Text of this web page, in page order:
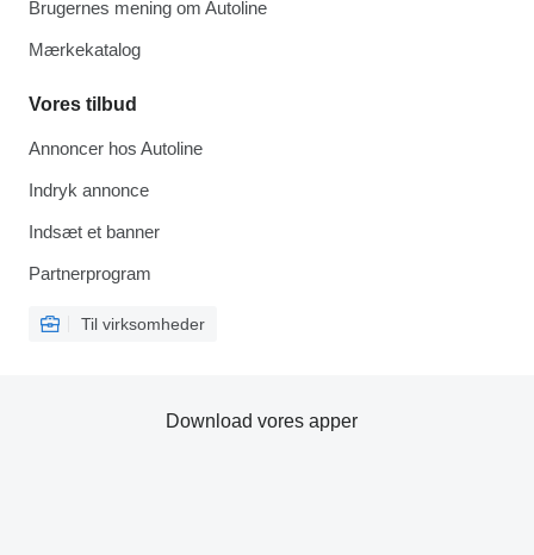
Brugernes mening om Autoline
Mærkekatalog
Vores tilbud
Annoncer hos Autoline
Indryk annonce
Indsæt et banner
Partnerprogram
Til virksomheder
Download vores apper